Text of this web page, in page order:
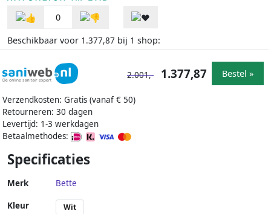
0
Beschikbaar voor 1.377,87 bij 1 shop:
Verzendkosten: Gratis (vanaf € 50)
Retourneren: 30 dagen
Levertijd: 1-3 werkdagen
Betaalmethodes:
2.001,- 1.377,87 Bestel »
Specificaties
Merk Bette
Kleur Wit